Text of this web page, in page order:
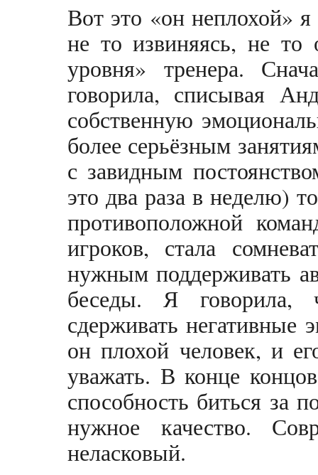
Вот это «он неплохой»
не то извиняясь, не то
уровня» тренера.
говорила, списывая
собственную
более серьёзным
с завидным
это два раза в неделю)
противоположной
игроков, стала
нужным поддерживать
беседы. Я говорила,
сдерживать негативные
он плохой человек, и
уважать. В конце
способность биться за
нужное качество.
неласковый.